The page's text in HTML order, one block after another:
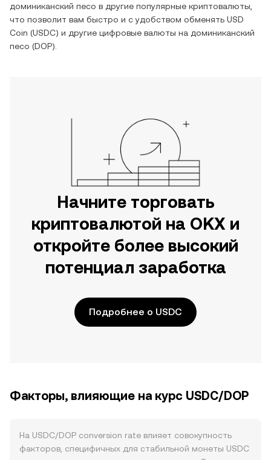
доминиканский песо в другие популярные криптовалюты,
что позволит вам быстро и с удобством обменять USD
Coin (USDC) и другие цифровые валюты на доминиканский
песо (DOP).
Начните торговать
криптовалютой на OKX и
откройте более высокий
потенциал заработка
Подробнее о USDC
Факторы, влияющие на курс USDC/DOP
На USDC/DOP conversion rate влияет совокупность
факторов, специфичных для стабильной монеты USDC